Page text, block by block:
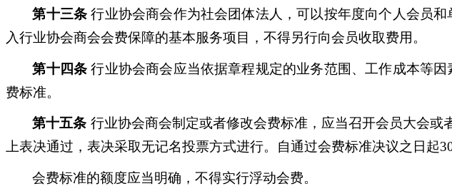
第十三条 行业协会商会作为社会团体法人，可以按年度向个人会员
入行业协会商会会费保障的基本服务项目，不得另行向会员收取费用。
第十四条 行业协会商会应当依据章程规定的业务范围、工作成本等
费标准。
第十五条 行业协会商会制定或者修改会费标准，应当召开会员大会
上表决通过，表决采取无记名投票方式进行。自通过会费标准决议之日起
会费标准的额度应当明确，不得实行浮动会费。